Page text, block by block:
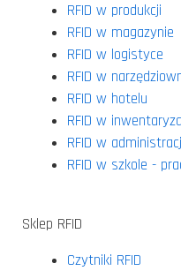
RFID w produkcji
RFID w magazynie
RFID w logistyce
RFID w
RFID w hotelu
RFID w
RFID w
RFID w szkole -
Sklep RFID
Czytniki RFID